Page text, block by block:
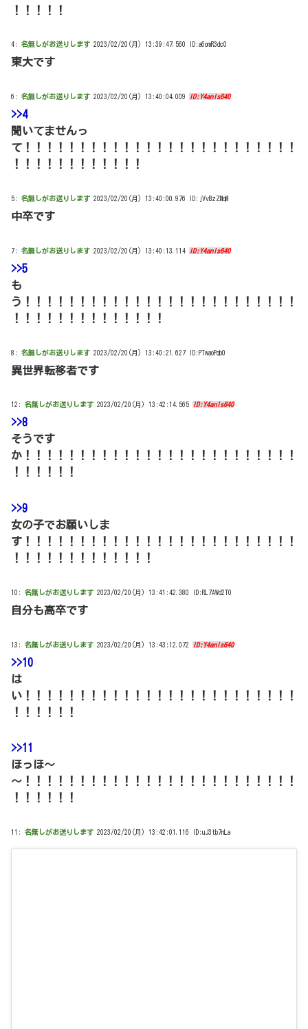
！！！！！
4: 名無しがお送りします 2023/02/20(月) 13:39:47.560 ID:a6omR3dc0
東大です
6: 名無しがお送りします 2023/02/20(月) 13:40:04.009 ID:Y4anls640
>>4
聞いてませんっ
て！！！！！！！！！！！！！！！！！！！！！！！！！
！！！！！！！！！！！！
5: 名無しがお送りします 2023/02/20(月) 13:40:00.976 ID:jVvBzZMqM
中卒です
7: 名無しがお送りします 2023/02/20(月) 13:40:13.114 ID:Y4anls640
>>5
も
う！！！！！！！！！！！！！！！！！！！！！！！！！
！！！！！！！！！！！！！！
8: 名無しがお送りします 2023/02/20(月) 13:40:21.627 ID:PTwaoPqb0
異世界転移者です
12: 名無しがお送りします 2023/02/20(月) 13:42:14.565 ID:Y4anls640
>>8
そうです
か！！！！！！！！！！！！！！！！！！！！！！！！！
！！！！！！
>>9
女の子でお願いしま
す！！！！！！！！！！！！！！！！！！！！！！！！！
！！！！！！！！！！！！！
10: 名無しがお送りします 2023/02/20(月) 13:41:42.380 ID:RL7AWd2T0
自分も高卒です
13: 名無しがお送りします 2023/02/20(月) 13:43:12.072 ID:Y4anls640
>>10
は
い！！！！！！！！！！！！！！！！！！！！！！！！！
！！！！！！
>>11
ほっほ～
～！！！！！！！！！！！！！！！！！！！！！！！！！
！！！！！！
11: 名無しがお送りします 2023/02/20(月) 13:42:01.116 ID:uJ3tb7nLa